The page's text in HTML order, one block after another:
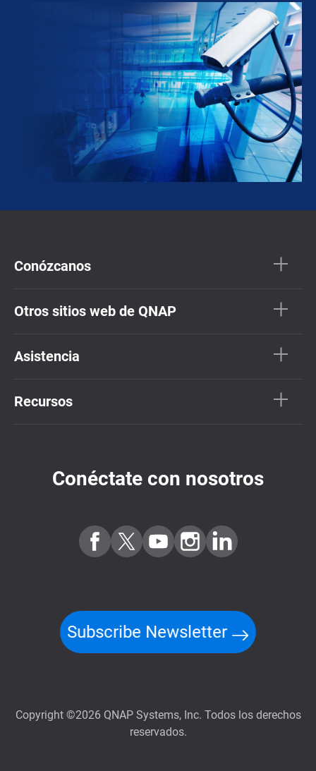
Conózcanos
Otros sitios web de QNAP
Asistencia
Recursos
Conéctate con nosotros
Subscribe Newsletter
Copyright ©2026 QNAP Systems, Inc. Todos los derechos
reservados.